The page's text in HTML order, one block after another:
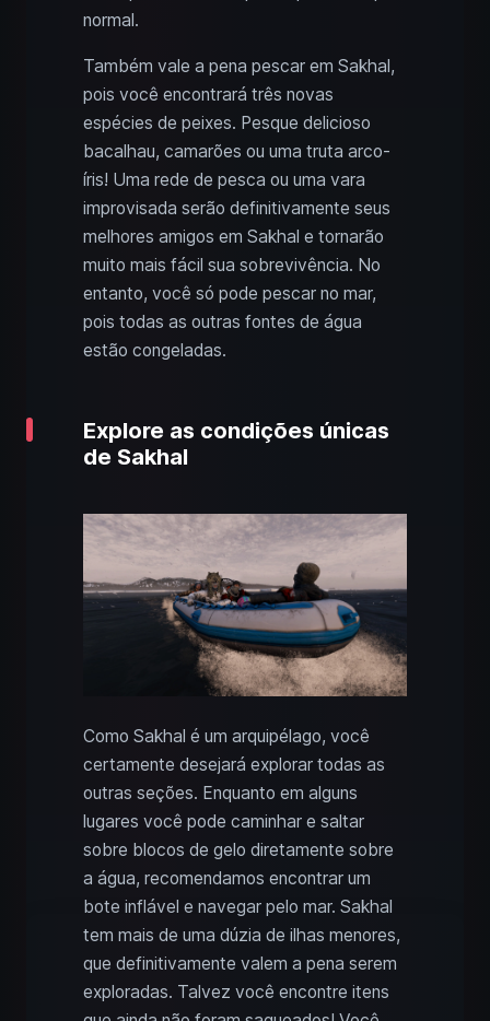
normal.
Também vale a pena pescar em Sakhal,
pois você encontrará três novas
espécies de peixes. Pesque delicioso
bacalhau, camarões ou uma truta arco-
íris! Uma rede de pesca ou uma vara
improvisada serão definitivamente seus
melhores amigos em Sakhal e tornarão
muito mais fácil sua sobrevivência. No
entanto, você só pode pescar no mar,
pois todas as outras fontes de água
estão congeladas.
Explore as condições únicas
de Sakhal
Como Sakhal é um arquipélago, você
certamente desejará explorar todas as
outras seções. Enquanto em alguns
lugares você pode caminhar e saltar
sobre blocos de gelo diretamente sobre
a água, recomendamos encontrar um
bote inflável e navegar pelo mar. Sakhal
tem mais de uma dúzia de ilhas menores,
que definitivamente valem a pena serem
exploradas. Talvez você encontre itens